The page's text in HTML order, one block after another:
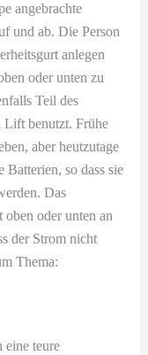
angebrachte
und ab. Die Person
anlegen
oder unten zu
Teil des
Lift benutzt. Frühe
aber heutzutage
Batterien, so dass sie
Das
oder unten an
der Strom nicht
Thema:
eine teure